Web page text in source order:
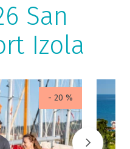
San
Izola
- 20 %